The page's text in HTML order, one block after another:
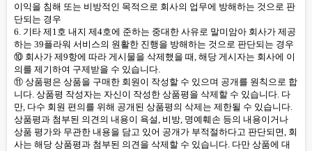
이익을 침해 또는 비방적인 목적으로 회사의 업무에 방해하는 것으로 판
단되는 경우
6. 기타 제1호 내지 제4호에 준하는 중대한 사유로 말미암아 회사가 제공
하는 39플라워 서비스의 원활한 진행을 방해하는 것으로 판단되는 경우
⑩ 회사가 제9항에 따라 게시물을 삭제했을 때, 해당 게시자는 회사에 이
의를 제기하여 구제받을 수 있습니다.
⑪ 상품평은 상품을 구매한 회원이 작성할 수 있으며 공개를 원칙으로 합
니다. 상품평 작성자는 자신이 작성한 상품평을 삭제할 수 있습니다. 다
만, 다수 회원 편의를 위해 공개된 상품평의 삭제는 제한될 수 있습니다.
상품평과 첨부된 의견의 내용이 욕설, 비방, 명예훼손 등의 내용이거나
상품 평가와 무관한 내용을 담고 있어 공개가 부적절하다고 판단되면, 회
사는 해당 상품평과 첨부된 의견을 삭제할 수 있습니다. 다만 상품에 대